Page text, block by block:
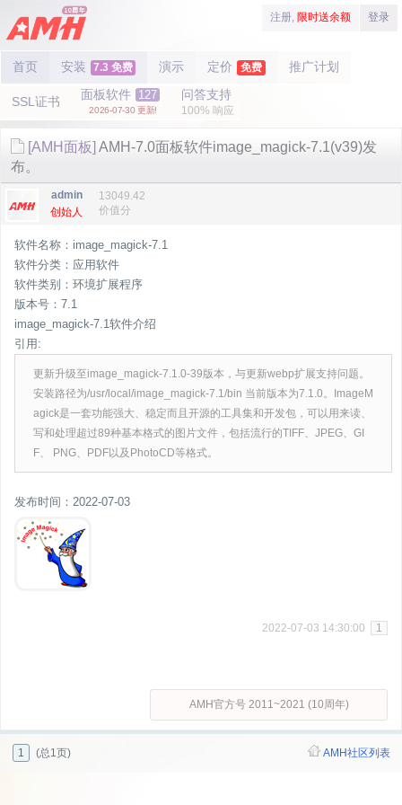
注册, 限时送余额 登录
首页 安装 7.3 免费 演示 定价 免费 推广计划
SSL证书 面板软件 127
2026-07-30 更新!
问答支持
100% 响应
[AMH面板] AMH-7.0面板软件image_magick-7.1(v39)发
布。
admin
创始人
13049.42
价值分
软件名称：image_magick-7.1
软件分类：应用软件
软件类别：环境扩展程序
版本号：7.1
image_magick-7.1软件介绍
引用:
更新升级至image_magick-7.1.0-39版本，与更新webp扩展支持问题。
安装路径为/usr/local/image_magick-7.1/bin 当前版本为7.1.0。ImageM
agick是一套功能强大、稳定而且开源的工具集和开发包，可以用来读、
写和处理超过89种基本格式的图片文件，包括流行的TIFF、JPEG、GI
F、 PNG、PDF以及PhotoCD等格式。
发布时间：2022-07-03
2022-07-03 14:30:00 1
AMH官方号 2011~2021 (10周年)
1 (总1页) AMH社区列表